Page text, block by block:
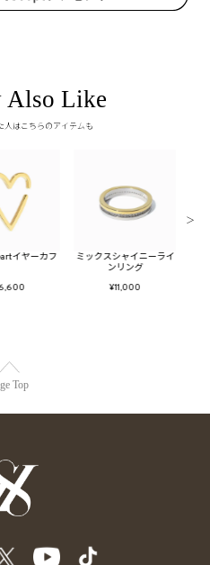
Also Like
人はこちらのアイテムも
イヤーカフ
ミックスシャイニーライ
ンリング
¥11,000
＞
Top